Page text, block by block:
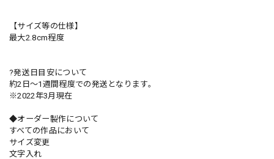
【サイズ等の仕様】
最大2.8cm程度
?発送日目安について
約2日〜1週間程度での発送となります。
※2022年3月現在
◆オーダー製作について
すべての作品において
サイズ変更
文字入れ